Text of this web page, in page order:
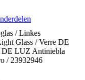
/ Linkes
Glass / Verre DE
DE LUZ Antiniebla
/ 23932946